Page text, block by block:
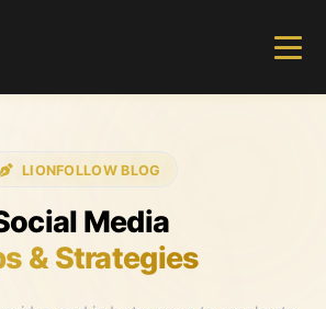
LIONFOLLOWBLOG
Media
& Strategies